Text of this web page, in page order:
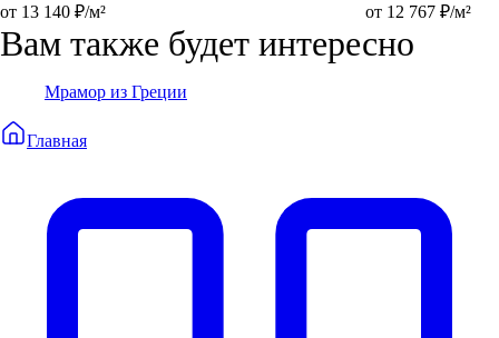
от 13 140 ₽/м²
от 12 767 ₽/м²
Вам также будет интересно
Мрамор из Греции
Главная